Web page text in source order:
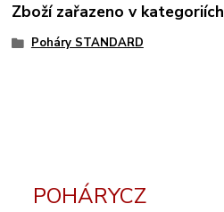
Zboží zařazeno v kategoriích
Poháry STANDARD
POHÁRYCZ